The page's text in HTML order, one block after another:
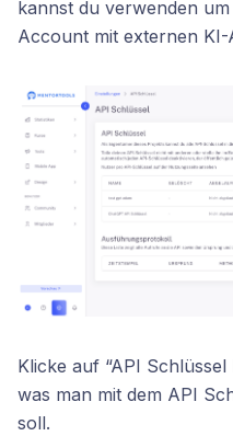
kannst du verwenden
Account mit externen
Klicke auf “API
was man mit dem API
soll.